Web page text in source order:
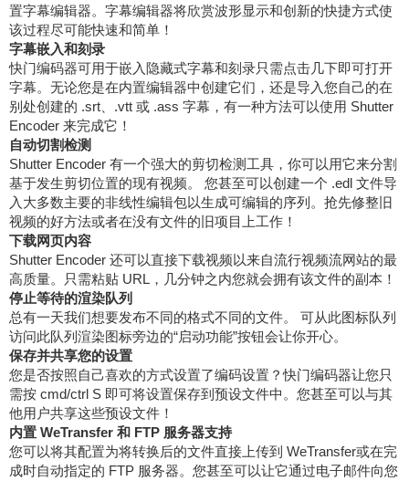
置字幕编辑器。字幕编辑器将欣赏波形显示和创新的快捷方式使
该过程尽可能快速和简单！
字幕嵌入和刻录
快门编码器可用于嵌入隐藏式字幕和刻录只需点击几下即可打开
字幕。无论您是在内置编辑器中创建它们，还是导入您自己的在
别处创建的 .srt、.vtt 或 .ass 字幕，有一种方法可以使用 Shutter
Encoder 来完成它！
自动切割检测
Shutter Encoder 有一个强大的剪切检测工具，你可以用它来分割
基于发生剪切位置的现有视频。 您甚至可以创建一个 .edl 文件导
入大多数主要的非线性编辑包以生成可编辑的序列。抢先修整旧
视频的好方法或者在没有文件的旧项目上工作！
下载网页内容
Shutter Encoder 还可以直接下载视频以来自流行视频流网站的最
高质量。只需粘贴 URL，几分钟之内您就会拥有该文件的副本！
停止等待的渲染队列
总有一天我们想要发布不同的格式不同的文件。 可从此图标队列
访问此队列渲染图标旁边的“启动功能”按钮会让你开心。
保存并共享您的设置
您是否按照自己喜欢的方式设置了编码设置？快门编码器让您只
需按 cmd/ctrl S 即可将设置保存到预设文件中。您甚至可以与其
他用户共享这些预设文件！
内置 WeTransfer 和 FTP 服务器支持
您可以将其配置为将转换后的文件直接上传到 WeTransfer或在完
成时自动指定的 FTP 服务器。您甚至可以让它通过电子邮件向您